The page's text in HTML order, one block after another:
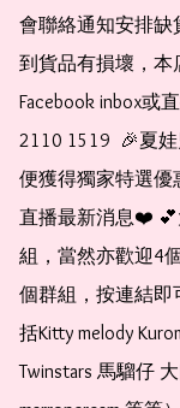
會聯絡通知安排
到貨品有損壞，本
Facebook inbox或
2110 1519  🎉夏
便獲得獨家特選優
直播最新消息❤️ 💕
組，當然亦歡迎4
個群組，按連結即
括Kitty melody
Twinstars 馬騮仔